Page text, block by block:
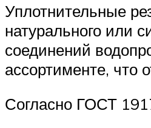
Уплотнительные
натурального или
соединений
ассортименте, что
Согласно ГОСТ